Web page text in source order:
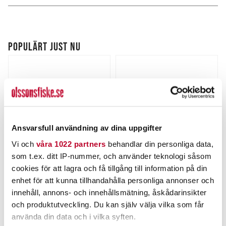
Ansvarsfull användning av dina uppgifter
Vi och våra 1022 partners behandlar din personliga data,
som t.ex. ditt IP-nummer, och använder teknologi såsom
cookies för att lagra och få tillgång till information på din
enhet för att kunna tillhandahålla personliga annonser och
innehåll, annons- och innehållsmätning, åskådarinsikter
och produktutveckling. Du kan själv välja vilka som får
använda din data och i vilka syften.
POPULÄRT JUST NU
KARIKKO
Karikko 15cm 24g.
Nuvarande pris:
169,00 krTidigare pris:
199,00 kr
169,00 kr
199,00 kr
DAIWA
Daiwa Slim Shad Y 135mm
4st/fp
Nuvarande pris:
79,00 krTidigare pris:
79,00 kr
89,00 kr